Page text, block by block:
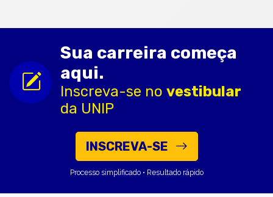
Sua carreira começa
aqui.
Inscreva-se no vestibular
da UNIP
INSCREVA-SE
Processo simplificado • Resultado rápido